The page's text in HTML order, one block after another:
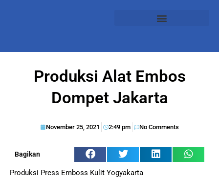
Produksi Alat Embos
Dompet Jakarta
November 25, 2021 2:49 pm No Comments
Bagikan
Produksi Press Emboss Kulit Yogyakarta